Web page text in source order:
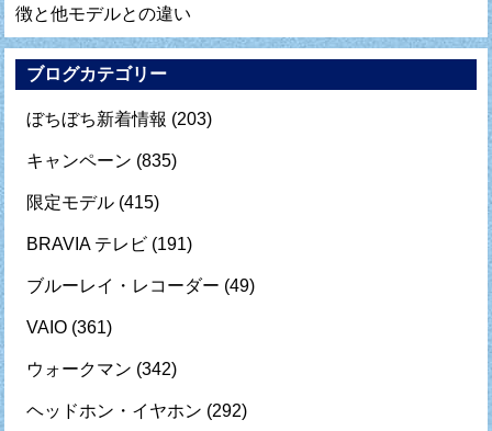
徴と他モデルとの違い
ブログカテゴリー
ぼちぼち新着情報 (203)
キャンペーン (835)
限定モデル (415)
BRAVIA テレビ (191)
ブルーレイ・レコーダー (49)
VAIO (361)
ウォークマン (342)
ヘッドホン・イヤホン (292)